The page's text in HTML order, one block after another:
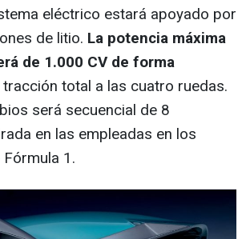
eléctrico estará apoyado por
de litio. La potencia máxima
de 1.000 CV de forma
tracción total a las cuatro ruedas.
será secuencial de 8
en las empleadas en los
1.